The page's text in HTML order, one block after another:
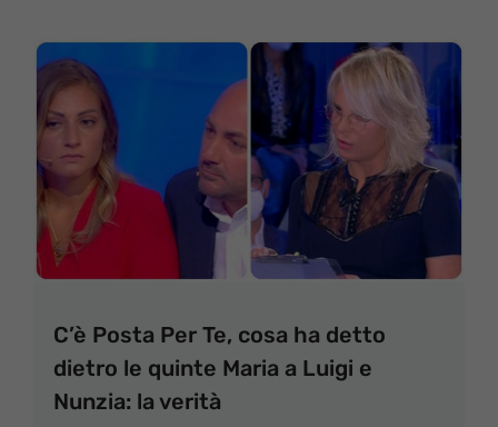
C’è Posta Per Te, cosa ha detto
dietro le quinte Maria a Luigi e
Nunzia: la verità